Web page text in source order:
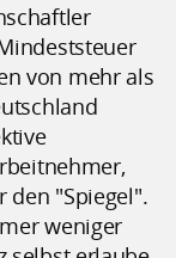
von mehr als
den "Spiegel".
weniger